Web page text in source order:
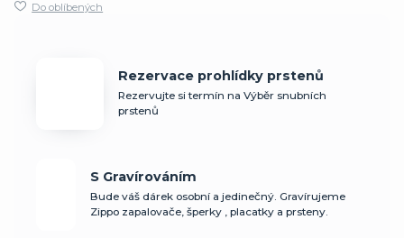
Do oblíbených
Rezervace prohlídky prstenů
Rezervujte si termín na Výběr snubních
prstenů
S Gravírováním
Bude váš dárek osobní a jedinečný. Gravírujeme
Zippo zapalovače, šperky , placatky a prsteny.